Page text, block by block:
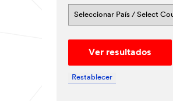
tions which
may
include
product
information
and service
offers from
Ver resultados
Restablecer